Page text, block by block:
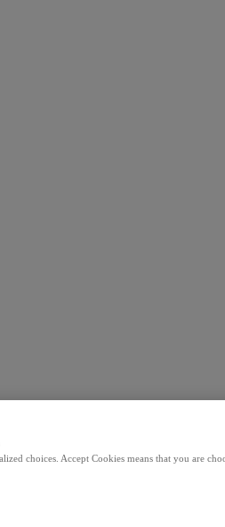
choices. Accept Cookies means that you are